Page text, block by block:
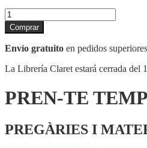
PREN-
TE
TEMPS
VIII
cantidad
Comprar
Envío gratuito en pedidos
La Librería Claret estará cerrada del
PREN-TE
PREGÀRIES I